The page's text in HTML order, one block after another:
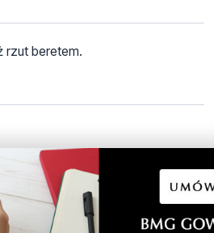
rzut beretem.
na wyciągnięcie ręki, a wzywana